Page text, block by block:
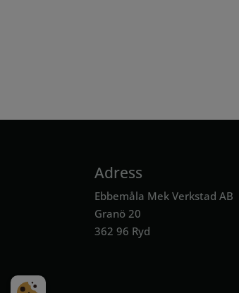
Adress
Ebbemåla Mek Verkstad AB
Granö 20
362 96 Ryd